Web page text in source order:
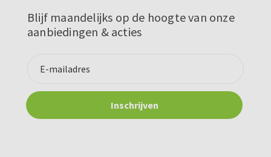
Blijf maandelijks op de hoogte van onze
aanbiedingen & acties